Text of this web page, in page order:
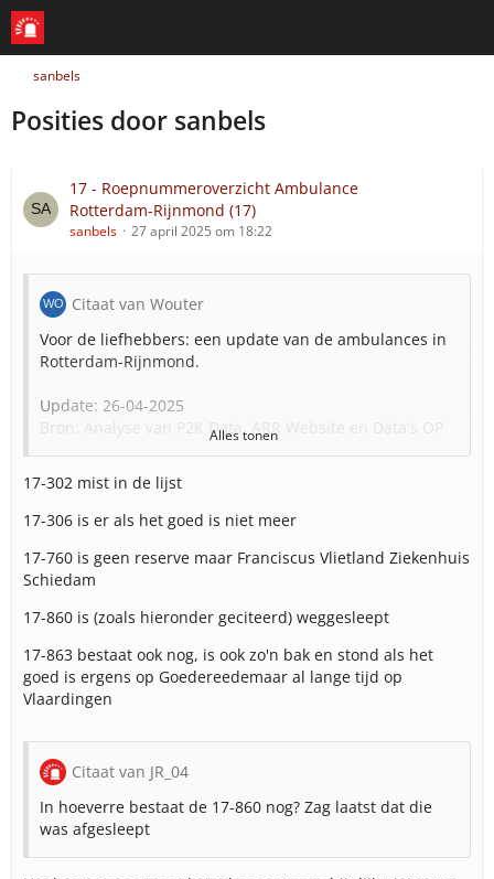
sanbels
Posities door sanbels
17 - Roepnummeroverzicht Ambulance
Rotterdam-Rijnmond (17)
sanbels 27 april 2025 om 18:22
Citaat van Wouter
Voor de liefhebbers: een update van de ambulances in
Rotterdam-Rijnmond.
Update: 26-04-2025
Bron: Analyse van P2K Data, ARR Website en Data's OP
en LC)
17-104 ALS Ambulance
17-106 ALS Ambulance
17-109 ALS Ambulance
17-111 ALS Ambulance
17-114 ALS Ambulance
17-122 ALS Ambulance
17-124 ALS Ambulance
17-125 ALS Ambulance
17-128 ALS Ambulance
17-129 ALS Ambulance
17-135 ALS Ambulance
17-137 ALS Ambulance
17-138 ALS Ambulance
Alles tonen
17-302 mist in de lijst
17-306 is er als het goed is niet meer
17-760 is geen reserve maar Franciscus Vlietland Ziekenhuis
Schiedam
17-860 is (zoals hieronder geciteerd) weggesleept
17-863 bestaat ook nog, is ook zo'n bak en stond als het
goed is ergens op Goedereedemaar al lange tijd op
Vlaardingen
Citaat van JR_04
In hoeverre bestaat de 17-860 nog? Zag laatst dat die
was afgesleept